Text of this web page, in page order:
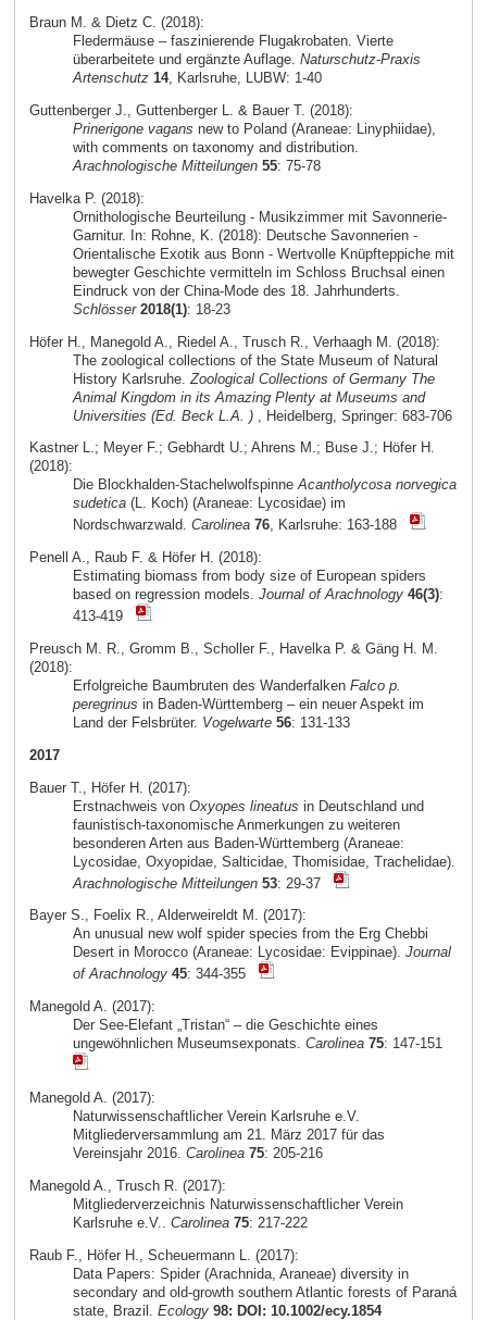
Braun M. & Dietz C. (2018):
Fledermäuse – faszinierende Flugakrobaten. Vierte
überarbeitete und ergänzte Auflage. Naturschutz-Praxis
Artenschutz 14, Karlsruhe, LUBW: 1-40
Guttenberger J., Guttenberger L. & Bauer T. (2018):
Prinerigone vagans new to Poland (Araneae: Linyphiidae),
with comments on taxonomy and distribution.
Arachnologische Mitteilungen 55: 75-78
Havelka P. (2018):
Ornithologische Beurteilung - Musikzimmer mit Savonnerie-
Garnitur. In: Rohne, K. (2018): Deutsche Savonnerien -
Orientalische Exotik aus Bonn - Wertvolle Knüpfteppiche mit
bewegter Geschichte vermitteln im Schloss Bruchsal einen
Eindruck von der China-Mode des 18. Jahrhunderts.
Schlösser 2018(1): 18-23
Höfer H., Manegold A., Riedel A., Trusch R., Verhaagh M. (2018):
The zoological collections of the State Museum of Natural
History Karlsruhe. Zoological Collections of Germany The
Animal Kingdom in its Amazing Plenty at Museums and
Universities (Ed. Beck L.A. ), Heidelberg, Springer: 683-706
Kastner L.; Meyer F.; Gebhardt U.; Ahrens M.; Buse J.; Höfer H.
(2018):
Die Blockhalden-StachelwolfspinneAcantholycosa norvegica
sudetica(L. Koch) (Araneae: Lycosidae) im
Nordschwarzwald. Carolinea 76, Karlsruhe: 163-188
Penell A., Raub F. & Höfer H. (2018):
Estimating biomass from body size of European spiders
based on regression models. Journal of Arachnology 46(3):
413-419
Preusch M. R., Gromm B., Scholler F., Havelka P. & Gäng H. M.
(2018):
Erfolgreiche Baumbruten des Wanderfalken Falco p.
peregrinus in Baden-Württemberg – ein neuer Aspekt im
Land der Felsbrüter. Vogelwarte 56: 131-133
2017
Bauer T., Höfer H. (2017):
Erstnachweis von Oxyopes lineatus in Deutschland und
faunistisch-taxonomische Anmerkungen zu weiteren
besonderen Arten aus Baden-Württemberg (Araneae:
Lycosidae, Oxyopidae, Salticidae, Thomisidae, Trachelidae).
Arachnologische Mitteilungen 53: 29-37
Bayer S., Foelix R., Alderweireldt M. (2017):
An unusual new wolf spider species from the Erg Chebbi
Desert in Morocco (Araneae: Lycosidae: Evippinae). Journal
of Arachnology 45: 344-355
Manegold A. (2017):
Der See-Elefant „Tristan“ – die Geschichte eines
ungewöhnlichen Museumsexponats. Carolinea 75: 147-151
Manegold A. (2017):
Naturwissenschaftlicher Verein Karlsruhe e.V.
Mitgliederversammlung am 21. März 2017 für das
Vereinsjahr 2016. Carolinea 75: 205-216
Manegold A., Trusch R. (2017):
Mitgliederverzeichnis Naturwissenschaftlicher Verein
Karlsruhe e.V.. Carolinea 75: 217-222
Raub F., Höfer H., Scheuermann L. (2017):
Data Papers: Spider (Arachnida, Araneae) diversity in
secondary and old-growth southern Atlantic forests of Paraná
state, Brazil. Ecology 98: DOI: 10.1002/ecy.1854